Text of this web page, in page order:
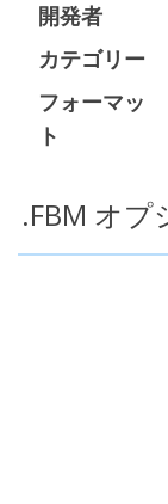
開発者
カテゴリー
フォーマッ
ト
.FBM オプ